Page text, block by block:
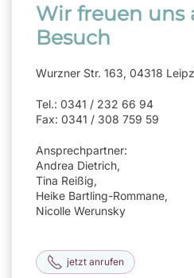
Wir freuen uns
Besuch
Wurzner Str. 163, 04318
Tel.: 0341 / 232 66 94
Fax: 0341 / 308 759 59
Ansprechpartner:
Andrea Dietrich,
Tina Reißig,
Heike Bartling-Rommane,
Nicolle Werunsky
jetzt anrufen